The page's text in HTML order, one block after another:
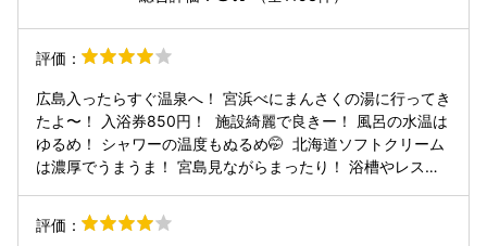
評価：
広島入ったらすぐ温泉へ！ 宮浜べにまんさくの湯に行ってき
たよ〜！ 入浴券850円！ ⁡ 施設綺麗で良きー！ 風呂の水温は
ゆるめ！ シャワーの温度もぬるめ🤭 ⁡ 北海道ソフトクリーム
は濃厚でうまうま！ 宮島見ながらまったり！ 浴槽やレスト
い🤔 もっと綺麗にみれたらなぁ！ ⁡ --------------------------
-------------------------------------- クチコミを見ていただ
評価：